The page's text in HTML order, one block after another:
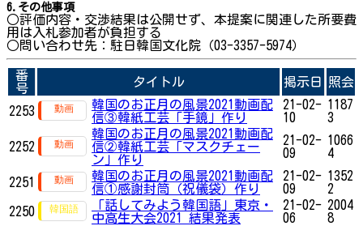
6.その他事項
○評価内容・交渉結果は公開せず、本提案に関連した所要費
用は入札参加者が負担する
○問い合わせ先：駐日韓国文化院（03-3357-5974）
番
号
タイトル 掲示日 照会
2253
韓国のお正月の風景2021動画配
信③韓紙工芸「手鏡」作り
21-02-
10
1187
3
2252
韓国のお正月の風景2021動画配
信②韓紙工芸「マスクチェー
ン」作り
21-02-
09
1066
4
2251
韓国のお正月の風景2021動画配
信①感謝封筒（祝儀袋）作り
21-02-
09
1352
2
2250
「話してみよう韓国語」東京・
中高生大会2021 結果発表
21-02-
06
2004
8